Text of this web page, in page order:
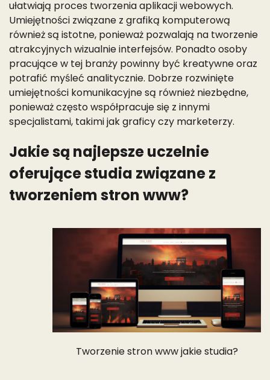
ułatwiają proces tworzenia aplikacji webowych.
Umiejętności związane z grafiką komputerową
również są istotne, ponieważ pozwalają na tworzenie
atrakcyjnych wizualnie interfejsów. Ponadto osoby
pracujące w tej branży powinny być kreatywne oraz
potrafić myśleć analitycznie. Dobrze rozwinięte
umiejętności komunikacyjne są również niezbędne,
ponieważ często współpracuje się z innymi
specjalistami, takimi jak graficy czy marketerzy.
Jakie są najlepsze uczelnie
oferujące studia związane z
tworzeniem stron www?
Tworzenie stron www jakie studia?